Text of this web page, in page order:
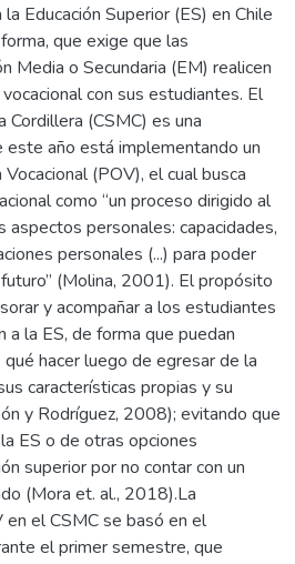
Educación Superior (ES) en Chile
que exige que las
Media o Secundaria (EM) realicen
con sus estudiantes. El
Cordillera (CSMC) es una
este año está implementando un
(POV), el cual busca
como “un proceso dirigido al
aspectos personales: capacidades,
personales (...) para poder
(Molina, 2001). El propósito
y acompañar a los estudiantes
a la ES, de forma que puedan
hacer luego de egresar de la
características propias y su
y Rodríguez, 2008); evitando que
ES o de otras opciones
superior por no contar con un
(Mora et. al., 2018).La
el CSMC se basó en el
el primer semestre, que